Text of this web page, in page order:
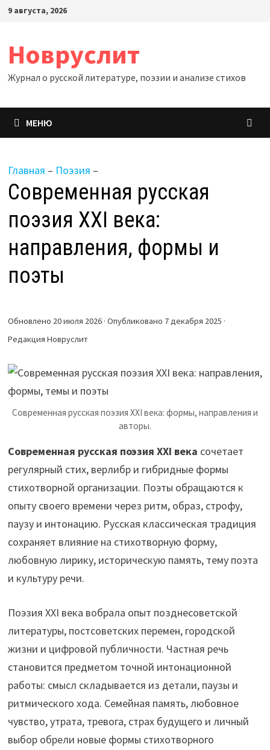
Перейти
9 августа, 2026
Новруслит
Журнал о русской литературе, поэзии и анализе стихов
МЕНЮ
Главная – Поэзия –
Современная русская
поэзия XXI века:
направления, формы и
поэты
Обновлено 20 июля 2026 · Опубликовано 7 декабря 2025 ·
Редакция Новруслит
Современная русская поэзия XXI века: формы, направления и
авторы.
Современная русская поэзия XXI века сочетает
регулярный стих, верлибр и гибридные формы
стихотворной организации. Поэты обращаются к
опыту своего времени через ритм, образ, строфу,
паузу и интонацию. Русская классическая традиция
сохраняет влияние на стихотворную форму,
любовную лирику, историческую память, тему поэта
и культуру речи.
Поэзия XXI века вобрала опыт позднесоветской
литературы, постсоветских перемен, городской
жизни и цифровой публичности. Частная речь
становится предметом точной интонационной
работы: смысл складывается из детали, паузы и
ритмического хода. Семейная память, любовное
чувство, утрата, тревога, страх будущего и личный
выбор обрели новые формы стихотворного